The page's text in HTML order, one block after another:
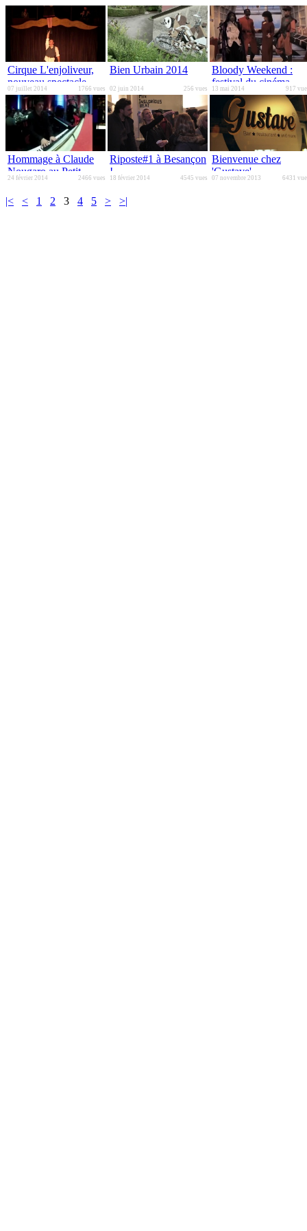
Cirque L'enjoliveur,
nouveau spectacle
Certes
07 juillet 2014 1766 vues
Bien Urbain 2014
02 juin 2014 256 vues
Bloody Weekend :
festival du cinéma
fantastique 2014
13 mai 2014 917
Hommage à Claude
Nougaro au Petit
Kursaal
24 février 2014 2466 vues
Riposte#1 à Besançon
!
18 février 2014 4545 vues
Bienvenue chez
'Gustave'
07 novembre 2013 6431
|< < 1 2 3 4 5 > >|